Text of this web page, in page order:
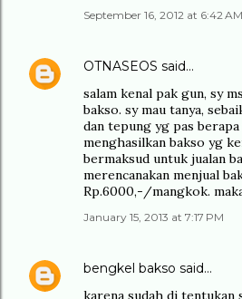
September 16, 2012 at 6:42 AM
OTNASEOS said…
salam kenal pak gun, sy
bakso. sy mau tanya,
dan tepung yg pas
menghasilkan bakso yg
bermaksud untuk jualan
merencanakan menjual
Rp.6000,-/mangkok.
January 15, 2013 at 7:17 PM
bengkel bakso said…
karena sudah di tentukan